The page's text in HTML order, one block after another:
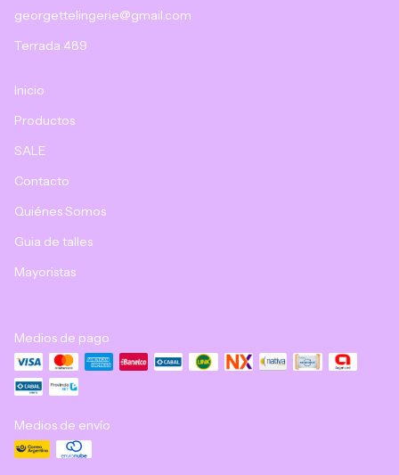
georgettelingerie@gmail.com
Terrada 489
Inicio
Productos
SALE
Contacto
Quiénes Somos
Guia de talles
Mayoristas
Medios de pago
Medios de envío